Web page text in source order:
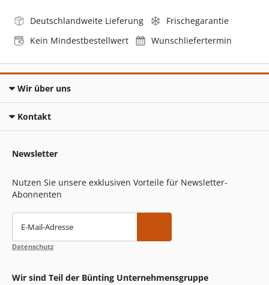
Deutschlandweite Lieferung
Frischegarantie
Kein Mindestbestellwert
Wunschliefertermin
Wir über uns
Kontakt
Newsletter
Nutzen Sie unsere exklusiven Vorteile für Newsletter-
Abonnenten
E-Mail-Adresse
Datenschutz
Wir sind Teil der Bünting Unternehmensgruppe